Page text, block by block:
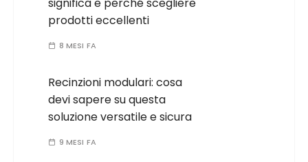
prodotti eccellenti
8 MESI FA
Recinzioni modulari: cosa
devi sapere su questa
soluzione versatile e sicura
9 MESI FA